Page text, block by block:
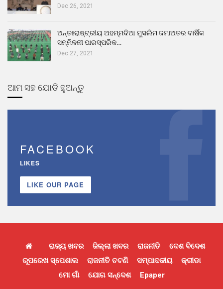
Dec 26, 2021
ଅନ୍ତଃରାଷ୍ଟ୍ରୀୟ ଅହମ୍ମଦିଆ ମୁସଲିମ ଜମାଅତର ବାର୍ଷିକ
ସମ୍ମିଳନୀ ପାରସ୍ପରିକ…
Dec 27, 2021
ଆମ ସହ ଯୋଡି ହୁଅନ୍ତୁ
FACEBOOK
LIKES
LIKE OUR PAGE
ରାଜ୍ୟ ଖବର ଜିଲ୍ଲା ଖବର ରାଜନୀତି
ଦେଶ ବିଦେଶ
ରୂପରେଖ ସ୍ପେଶାଲ
ରାଜନୀତି ଚଟଣି ସମ୍ପାଦକୀୟ
କ୍ରୀଡା
ମୋ ଗାଁ
ଯୋଗ ସନ୍ଦେଶ Epaper